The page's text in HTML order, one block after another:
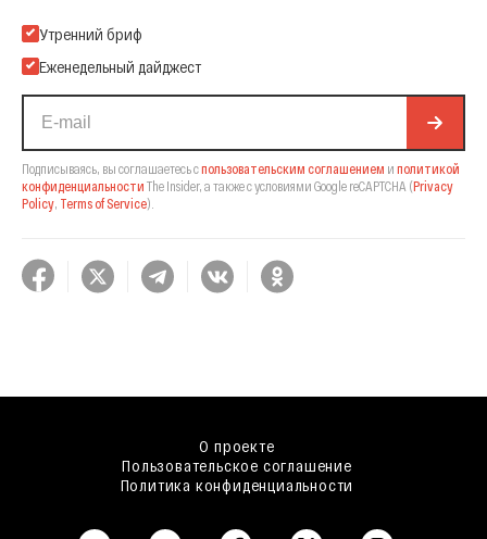
Подпишитесь на нашу Email-рассылку
Утренний бриф
Еженедельный дайджест
Подписываясь, вы соглашаетесь спользовательским соглашением и политикой
конфиденциальности The Insider, а также с условиями Google reCAPTCHA (Privacy
Policy Terms of Service).
О проекте
Пользовательское соглашение
Политика конфиденциальности